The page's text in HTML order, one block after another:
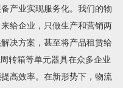
产业实现服务化。我们的物
给企业，只做生产和营销两
决方案，甚至将产品租赁给
转箱等单元器具在众多企业
高效率。在新形势下，物流